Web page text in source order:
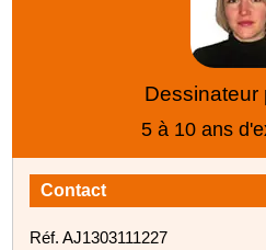
Dessinateur
5 à 10 ans
Contact
Réf. AJ1303111227